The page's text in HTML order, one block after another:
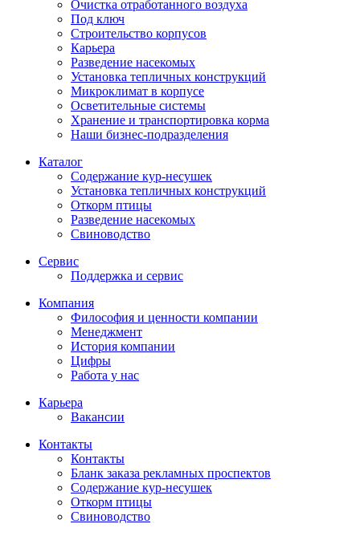
Очистка отработанного воздуха
Под ключ
Строительство корпусов
Карьера
Разведение насекомых
Установка тепличных конструкций
Микроклимат в корпусе
Осветительные системы
Хранение и транспортировка корма
Наши бизнес-подразделения
Каталог
Содержание кур-несушек
Установка тепличных конструкций
Откорм птицы
Разведение насекомых
Свиноводство
Сервис
Поддержка и сервис
Компания
Философия и ценности компании
Менеджмент
История компании
Цифры
Работа у нас
Карьера
Вакансии
Контакты
Контакты
Бланк заказа рекламных проспектов
Содержание кур-несушек
Откорм птицы
Свиноводство